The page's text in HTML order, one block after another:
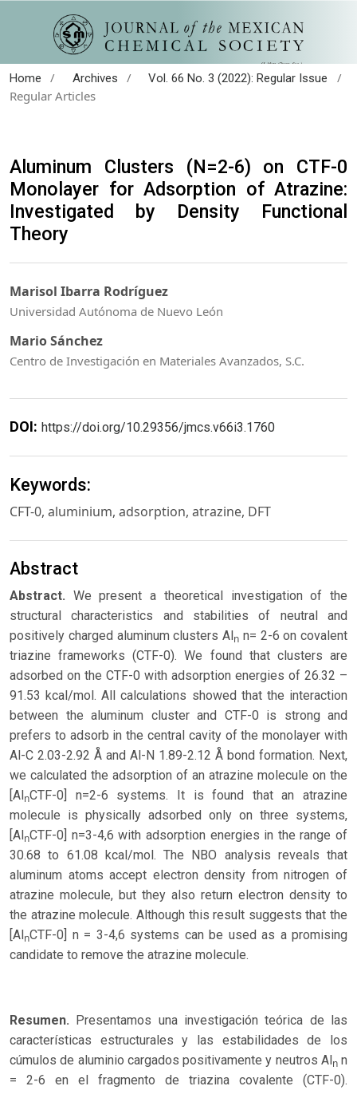
Home / Archives / Vol. 66 No. 3 (2022): Regular Issue
/
Regular Articles
Aluminum Clusters (N=2-6) on CTF-0
Monolayer for Adsorption of Atrazine:
Investigated by Density Functional
Theory
Marisol Ibarra Rodríguez
Universidad Autónoma de Nuevo León
Mario Sánchez
Centro de Investigación en Materiales Avanzados, S.C.
DOI: https://doi.org/10.29356/jmcs.v66i3.1760
Keywords:
CFT-0, aluminium, adsorption, atrazine, DFT
Abstract
Abstract. We present a theoretical investigation of the
structural characteristics and stabilities of neutral and
positively charged aluminum clusters Al n n= 2-6 on covalent
triazine frameworks (CTF-0). We found that clusters are
adsorbed on the CTF-0 with adsorption energies of 26.32 –
91.53 kcal/mol. All calculations showed that the interaction
between the aluminum cluster and CTF-0 is strong and
prefers to adsorb in the central cavity of the monolayer with
Al-C 2.03-2.92 Å and Al-N 1.89-2.12 Å bond formation. Next,
we calculated the adsorption of an atrazine molecule on the
[Al nCTF-0] n=2-6 systems. It is found that an atrazine
molecule is physically adsorbed only on three systems,
[Al nCTF-0] n=3-4,6 with adsorption energies in the range of
30.68 to 61.08 kcal/mol. The NBO analysis reveals that
aluminum atoms accept electron density from nitrogen of
atrazine molecule, but they also return electron density to
the atrazine molecule. Although this result suggests that the
[Al nCTF-0] n = 3-4,6 systems can be used as a promising
candidate to remove the atrazine molecule.
Resumen. Presentamos una investigación teórica de las
características estructurales y las estabilidades de los
cúmulos de aluminio cargados positivamente y neutros Al nn
= 2-6 en el fragmento de triazina covalente (CTF-0).